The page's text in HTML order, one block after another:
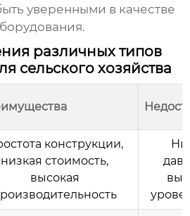
уверенными в качестве
различных типов
сельского хозяйства
конструкции,
низкая стоимость,
высокая